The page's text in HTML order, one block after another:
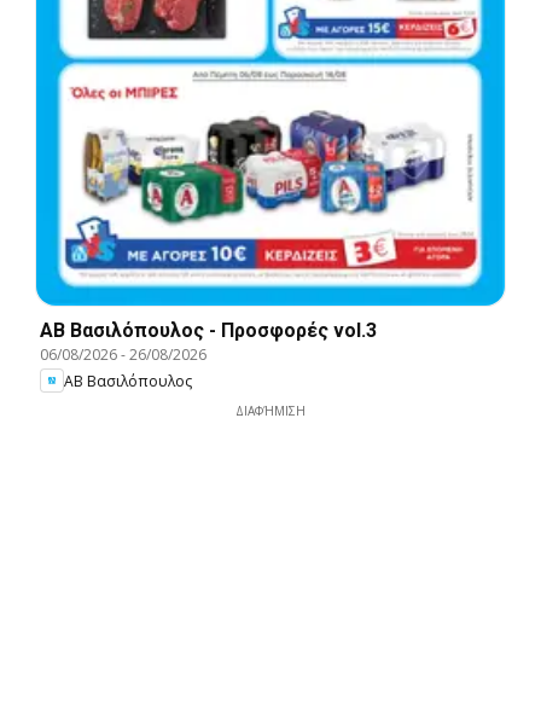
ΑΒ Βασιλόπουλος - Προσφορές vol.3
06/08/2026-26/08/2026
ΑΒ Βασιλόπουλος
ΔΙΑΦΉΜΙΣΗ